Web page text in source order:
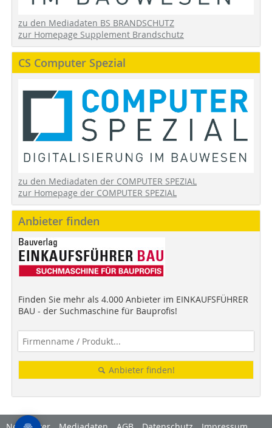
zu den Mediadaten BS BRANDSCHUTZ
zur Homepage Supplement Brandschutz
CS Computer Spezial
zu den Mediadaten der COMPUTER SPEZIAL
zur Homepage der COMPUTER SPEZIAL
Anbieter finden
Finden Sie mehr als 4.000 Anbieter im EINKAUFSFÜHRER
BAU - der Suchmaschine für Bauprofis!
Anbieter finden!